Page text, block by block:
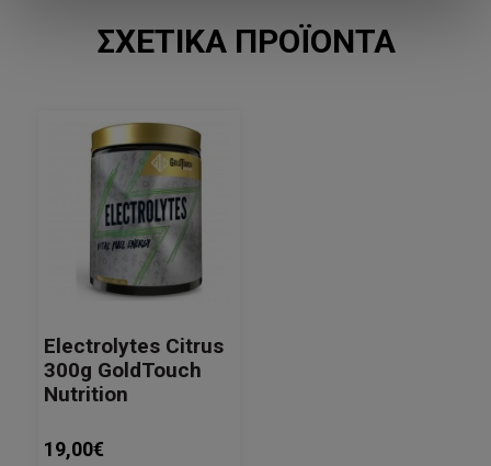
ΣΧΕΤΙΚΆ ΠΡΟΪΌΝΤΑ
Electrolytes Citrus
300g GoldTouch
Nutrition
19,00€